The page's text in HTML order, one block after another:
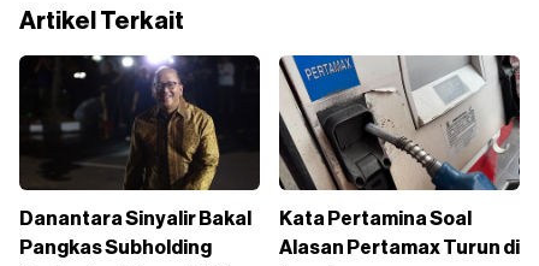
Artikel Terkait
Danantara Sinyalir Bakal
Pangkas Subholding
Kata Pertamina Soal
Alasan Pertamax Turun di